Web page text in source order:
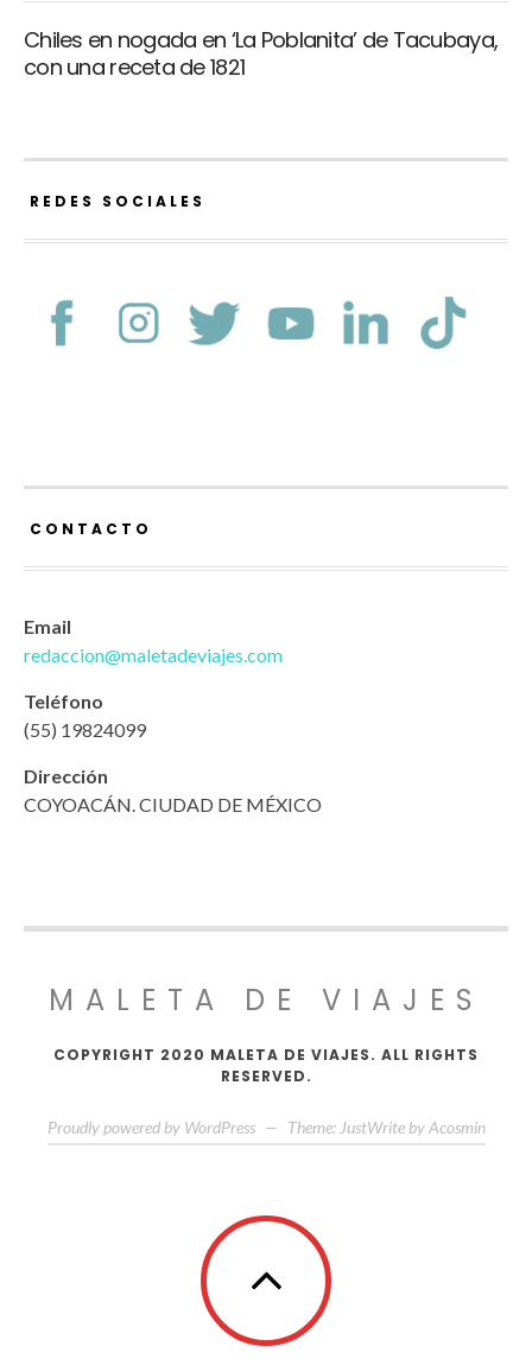
Chiles en nogada en ‘La Poblanita’ de Tacubaya,
con una receta de 1821
REDES SOCIALES
CONTACTO
Email
redaccion@maletadeviajes.com
Teléfono
(55) 19824099
Dirección
COYOACÁN. CIUDAD DE MÉXICO
MALETA DE VIAJES
COPYRIGHT 2020 MALETA DE VIAJES. ALL RIGHTS
RESERVED.
Proudly powered by WordPress — Theme: JustWrite by Acosmin